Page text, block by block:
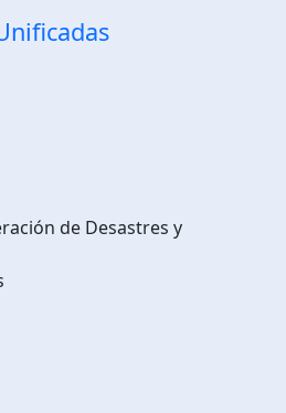
de Desastres y